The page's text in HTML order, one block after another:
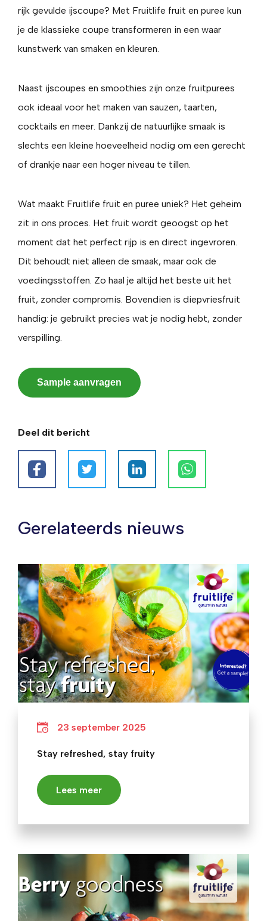
rijk gevulde ijscoupe? Met Fruitlife fruit en puree kun
je de klassieke coupe transformeren in een waar
kunstwerk van smaken en kleuren.
Naast ijscoupes en smoothies zijn onze fruitpurees
ook ideaal voor het maken van sauzen, taarten,
cocktails en meer. Dankzij de natuurlijke smaak is
slechts een kleine hoeveelheid nodig om een gerecht
of drankje naar een hoger niveau te tillen.
Wat maakt Fruitlife fruit en puree uniek? Het geheim
zit in ons proces. Het fruit wordt geoogst op het
moment dat het perfect rijp is en direct ingevroren.
Dit behoudt niet alleen de smaak, maar ook de
voedingsstoffen. Zo haal je altijd het beste uit het
fruit, zonder compromis. Bovendien is diepvriesfruit
handig: je gebruikt precies wat je nodig hebt, zonder
verspilling.
Sample aanvragen
Deel dit bericht
Gerelateerds nieuws
23 september 2025
Stay refreshed, stay fruity
Lees meer